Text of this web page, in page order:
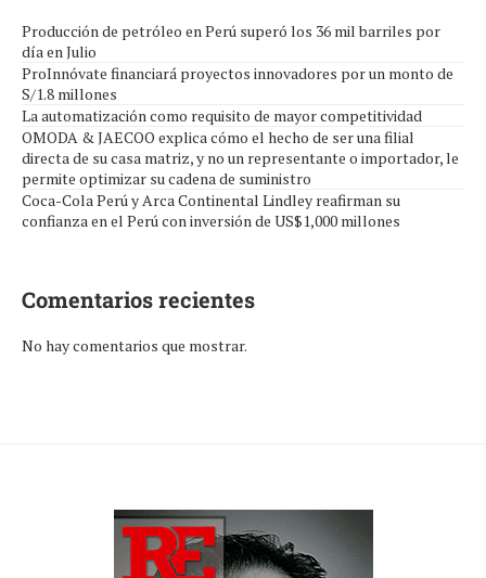
Producción de petróleo en Perú superó los 36 mil barriles por
día en Julio
ProInnóvate financiará proyectos innovadores por un monto de
S/1.8 millones
La automatización como requisito de mayor competitividad
OMODA & JAECOO explica cómo el hecho de ser una filial
directa de su casa matriz, y no un representante o importador, le
permite optimizar su cadena de suministro
Coca-Cola Perú y Arca Continental Lindley reafirman su
confianza en el Perú con inversión de US$1,000 millones
Comentarios recientes
No hay comentarios que mostrar.